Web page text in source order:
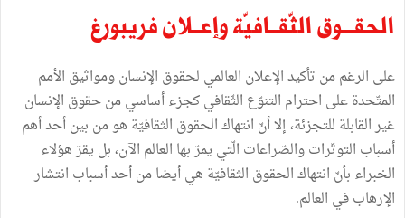
الحقـــوق الثّقــافيّة وإعــلان فريبورغ
على الرغممن تأكيدالإعلان العالمي لحقوق الإنسانومواثيق الأمم
المتّحدةعلى احترام التنوّع الثّقافيكجزءأساسيمنحقوق الإنسان
غيرالقابلة للتجزئة،إلاأنّ انتهاكالحقوق الثقافيّة هومن بينأحدأهم
أسباب التوتّراتوالصّراعات الّتي يمرّبها العالم الآن،بل يقرّهؤلاء
الخبراء بأنّ انتهاكالحقوق الثقافيّة هيأيضامنأحدأسباب انتشار
الإرهابفي العالم.